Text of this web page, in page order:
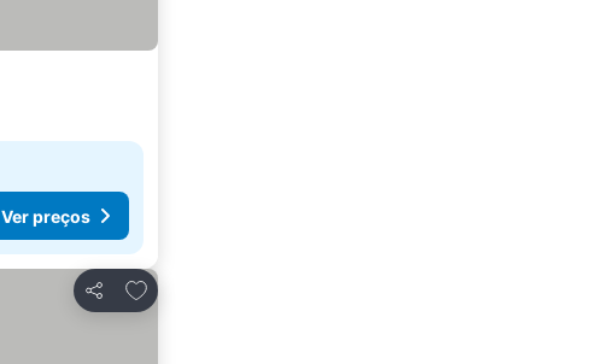
Ver preços
Partilhar
Adicionar aos favoritos